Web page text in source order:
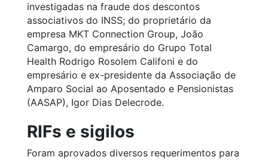
investigadas na fraude dos descontos
associativos do INSS; do proprietário da
empresa MKT Connection Group, João
Camargo, do empresário do Grupo Total
Health Rodrigo Rosolem Califoni e do
empresário e ex-presidente da Associação de
Amparo Social ao Aposentado e Pensionistas
(AASAP), Igor Dias Delecrode.
RIFs e sigilos
Foram aprovados diversos requerimentos para